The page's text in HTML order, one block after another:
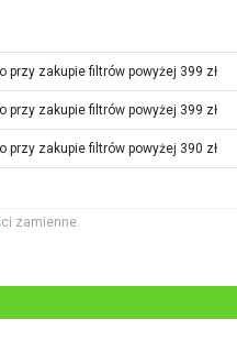
przy zakupie filtrów powyżej 399 zł
przy zakupie filtrów powyżej 399 zł
przy zakupie filtrów powyżej 390 zł
zamienne.